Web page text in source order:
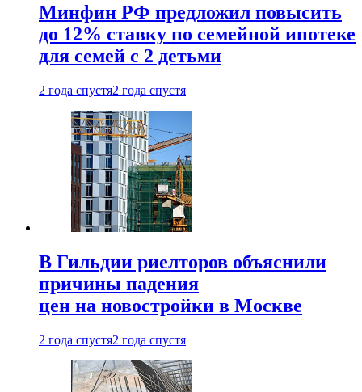
Минфин РФ предложил повысить
до 12% ставку по семейной ипотеке
для семей с 2 детьми
2 года спустя2 года спустя
В Гильдии риелторов объяснили
причины падения
цен на новостройки в Москве
2 года спустя2 года спустя